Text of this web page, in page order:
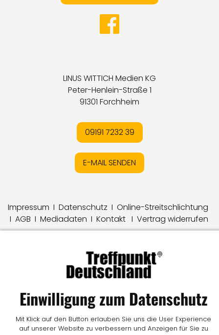
LINUS WITTICH Medien KG
Peter-Henlein-Straße 1
91301 Forchheim
09191 7232 39
E-MAIL SENDEN
Impressum I Datenschutz I Online-Streitschlichtung
I AGB I Mediadaten I Kontakt I Vertrag widerrufen
Einwilligung zum Datenschutz
Mit Klick auf den Button erlauben Sie uns die User Experience
auf unserer Website zu verbessern und Anzeigen für Sie zu